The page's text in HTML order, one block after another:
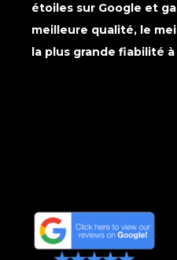
étoiles sur Google et
meilleure qualité, le
la plus grande fiabilité